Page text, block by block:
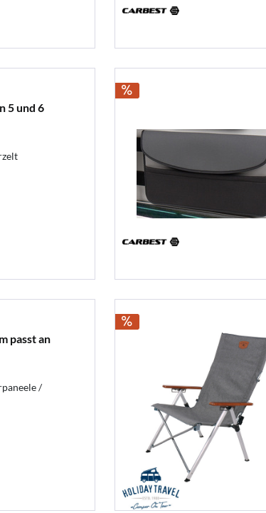
5 und 6
passt an
/